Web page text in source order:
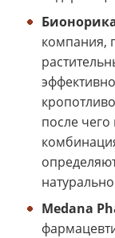
компания,
после чего
Medana